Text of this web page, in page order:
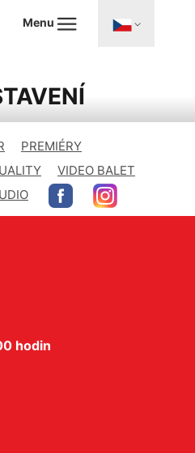
Menu
PREMIÉRY
VIDEO BALET
hodin